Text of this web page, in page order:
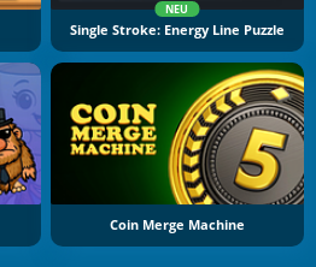
NEU
Single Stroke: Energy Line Puzzle
Coin Merge Machine